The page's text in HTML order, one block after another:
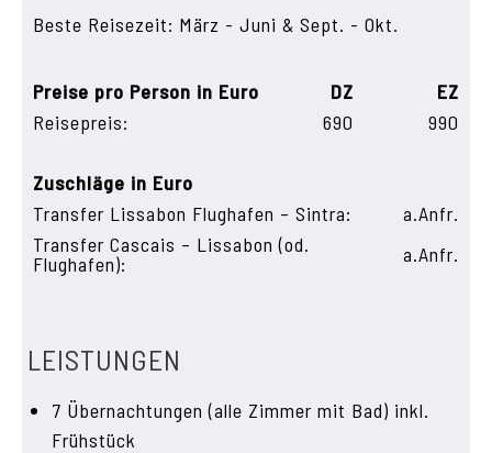
Beste Reisezeit: März - Juni & Sept. - Okt.
Preise pro Person in Euro DZ
EZ
Reisepreis:
690 990
Zuschläge in Euro
Transfer Lissabon Flughafen – Sintra:
a.Anfr.
Transfer Cascais – Lissabon (od.
Flughafen):
a.Anfr.
LEISTUNGEN
7 Übernachtungen (alle Zimmer mit Bad) inkl.
Frühstück